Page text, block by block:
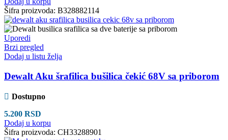
Šifra proizvoda: B328882114
Uporedi
Brzi pregled
Dodaj u listu želja
Dewalt Aku šrafilica bušilica čekić 68V sa priborom
Dostupno
5.200 RSD
Dodaj u korpu
Šifra proizvoda: CH33288901